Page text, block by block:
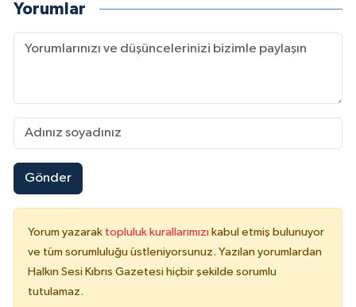
Yorumlar
Gönder
Yorum yazarak topluluk kurallarımızı kabul etmiş bulunuyor
ve tüm sorumluluğu üstleniyorsunuz. Yazılan yorumlardan
Halkın Sesi Kıbrıs Gazetesi hiçbir şekilde sorumlu
tutulamaz.